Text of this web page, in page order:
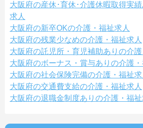
大阪府の産休･育休･介護休暇取得実
求人
大阪府の新卒OKの介護・福祉求人
大阪府の残業少なめの介護・福祉求人
大阪府の託児所・育児補助ありの介護
大阪府のボーナス・賞与ありの介護・
大阪府の社会保険完備の介護・福祉求
大阪府の交通費支給の介護・福祉求人
大阪府の退職金制度ありの介護・福祉